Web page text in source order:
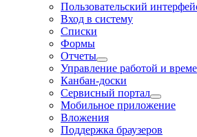
Пользовательский
Вход в систему
Списки
Формы
Отчеты
Управление работой и
Канбан-доски
Сервисный портал
Мобильное приложение
Вложения
Поддержка браузеров